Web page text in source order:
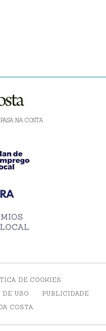
NA COSTA
DE COOKIES
DE USO
PUBLICIDADE
COSTA